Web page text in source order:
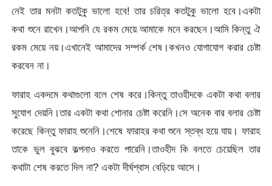
নেই তার মনটা কতটুকু ভালো হবে! তার চরিত্র কতটুকু ভালো হবে।একটা
কথা শুনে রাখেন।আপনি যে রকম মেয়ে আমাকে মনে করছেন।আমি কিন্তু ঐ
রকম মেয়ে নয়।এখানেই আমাদের সম্পর্ক শেষ।কখনও যোগাযোগ করার চেষ্টা
করবেন না।
ফারাহ একদমে কথাগুলো বলে শেষ করে।কিন্তু তাওহীদকে একটা কথা বলার
সুযোগ দেয়নি।তার একটা কথা শোনার চেষ্টা করেনি।সে অনেক বার বলার চেষ্টা
করেছে কিন্তু ফারাহ শুনেনি।শেষে ফারাহর কথা শুনে স্তব্ধ হয়ে যায়। ফারাহ
তাকে ভুল বুঝবে কল্পনাও করতে পারেনি।তাওহীদ কি বলতে চেয়েছিল তার
কথাটা শেষ করতে দিল না? একটা দীর্ঘশ্বাস বেড়িয়ে আসে।